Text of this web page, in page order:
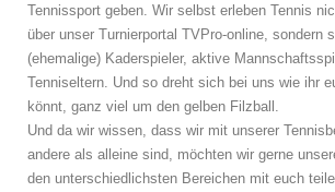
Tennissport geben. Wir selbst erleben Tennis
über unser Turnierportal TVPro-online, sondern
(ehemalige) Kaderspieler, aktive
Tenniseltern. Und so dreht sich bei uns wie ihr
könnt, ganz viel um den gelben Filzball.
Und da wir wissen, dass wir mit unserer
andere als alleine sind, möchten wir gerne
den unterschiedlichsten Bereichen mit euch